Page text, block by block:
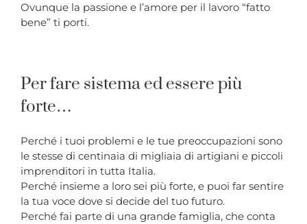
Ovunque la passione e l’amore per il lavoro “fatto
bene” ti porti.
Per fare sistema ed essere più
forte…
Perché i tuoi problemi e le tue preoccupazioni sono
le stesse di centinaia di migliaia di artigiani e piccoli
imprenditori in tutta Italia.
Perché insieme a loro sei più forte, e puoi far sentire
la tua voce dove si decide del tuo futuro.
Perché fai parte di una grande famiglia, che conta